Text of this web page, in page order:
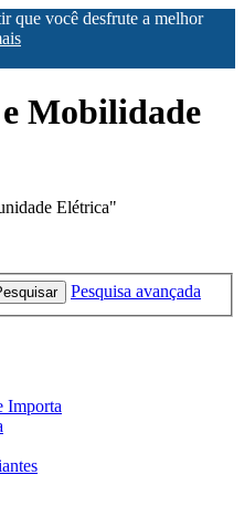
que você desfrute a melhor
Mobilidade
Elétrica"
Pesquisa avançada
Importa